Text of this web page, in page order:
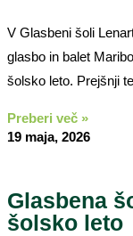
V Glasbeni šoli
glasbo in balet
šolsko leto. Prejšnji
Preberi več »
19 maja, 2026
Glasbena
šolsko leto